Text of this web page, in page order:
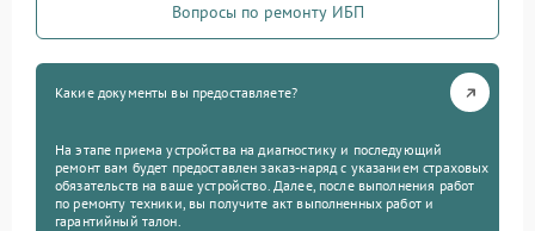
Вопросы по ремонту ИБП
Какие документы вы предоставляете?
На этапе приема устройства на диагностику и последующий
ремонт вам будет предоставлен заказ-наряд с указанием страховых
обязательств на ваше устройство. Далее, после выполнения работ
по ремонту техники, вы получите акт выполненных работ и
гарантийный талон.